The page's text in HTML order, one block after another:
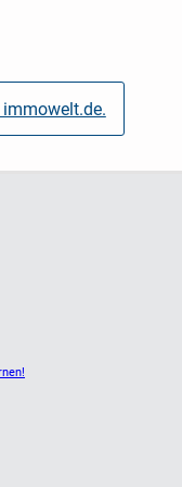
und
zu einem
auch als
Wohnung
beträgt